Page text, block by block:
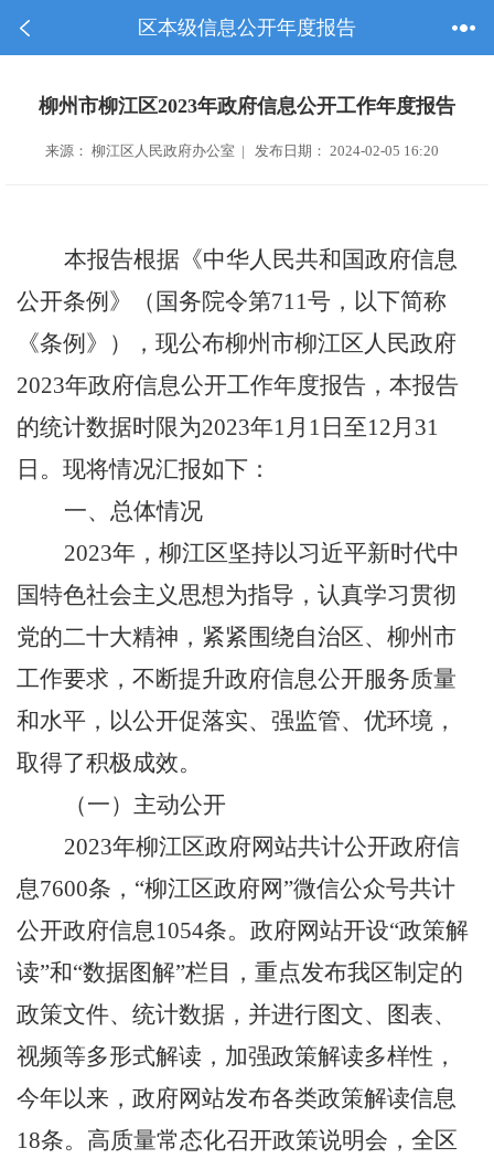
区本级信息公开年度报告
柳州市柳江区2023年政府信息公开工作年度报告
来源： 柳江区人民政府办公室 | 发布日期： 2024-02-05 16:20
本报告根据《中华人民共和国政府信息
公开条例》（国务院令第711号，以下简称
《条例》），现公布柳州市柳江区人民政府
2023年政府信息公开工作年度报告，本报告
的统计数据时限为2023年1月 1 日至12月 31
日。现将情况汇报如下：
一、总体情况
2023年，柳江区坚持以习近平新时代中
国特色社会主义思想为指导，认真学习贯彻
党的二十大精神，紧紧围绕自治区、柳州市
工作要求，不断提升政府信息公开服务质量
和水平，以公开促落实、强监管、优环境，
取得了积极成效。
（一）主动公开
2023年柳江区政府网站共计公开政府信
息7600条，“柳江区政府网”微信公众号共计
公开政府信息1054条。政府网站开设“政策解
读”和“数据图解”栏目，重点发布我区制定的
政策文件、统计数据，并进行图文、图表、
视频等多形式解读，加强政策解读多样性，
今年以来，政府网站发布各类政策解读信息
18条。高质量常态化召开政策说明会，全区